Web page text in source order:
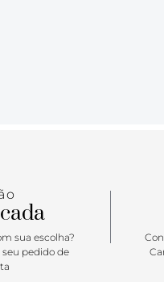
sua escolha?
seu pedido de